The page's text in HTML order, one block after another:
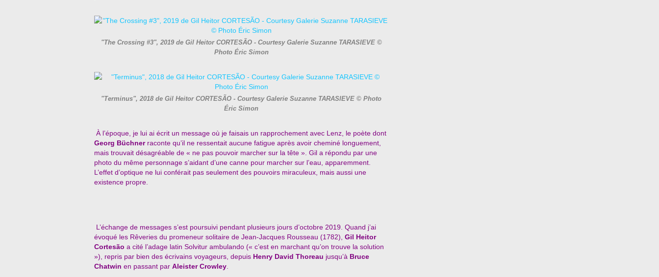
"The Crossing #3", 2019 de Gil Heitor CORTESÃO - Courtesy Galerie Suzanne TARASIEVE ©
Photo Éric Simon
"Terminus", 2018 de Gil Heitor CORTESÃO - Courtesy Galerie Suzanne TARASIEVE © Photo
Éric Simon
À l’époque, je lui ai écrit un message où je faisais un rapprochement avec Lenz, le poète dont
Georg Büchnerraconte qu’il ne ressentait aucune fatigue après avoir cheminé longuement,
mais trouvait désagréable de « ne pas pouvoir marcher sur la tête ». Gil a répondu par une
photo du même personnage s’aidant d’une canne pour marcher sur l’eau, apparemment.
L’effet d’optique ne lui conférait pas seulement des pouvoirs miraculeux, mais aussi une
existence propre.
L’échange de messages s’est poursuivi pendant plusieurs jours d’octobre 2019. Quand j’ai
évoqué les Rêveries du promeneur solitaire de Jean-Jacques Rousseau (1782), Gil Heitor
Cortesão a cité l’adage latin Solvitur ambulando (« c’est en marchant qu’on trouve la solution
»), repris par bien des écrivains voyageurs, depuis Henry David Thoreau jusqu’à Bruce
Chatwin en passant par Aleister Crowley